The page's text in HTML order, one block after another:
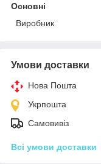
Основні
Виробник
Умови доставки
Нова Пошта
Укрпошта
Самовивіз
Всі умови доставки